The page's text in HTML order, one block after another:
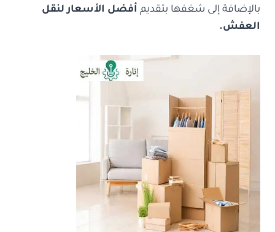
بالإضافة إلى شغفها بتقديم أفضل الأسعار لنقل
العفش.